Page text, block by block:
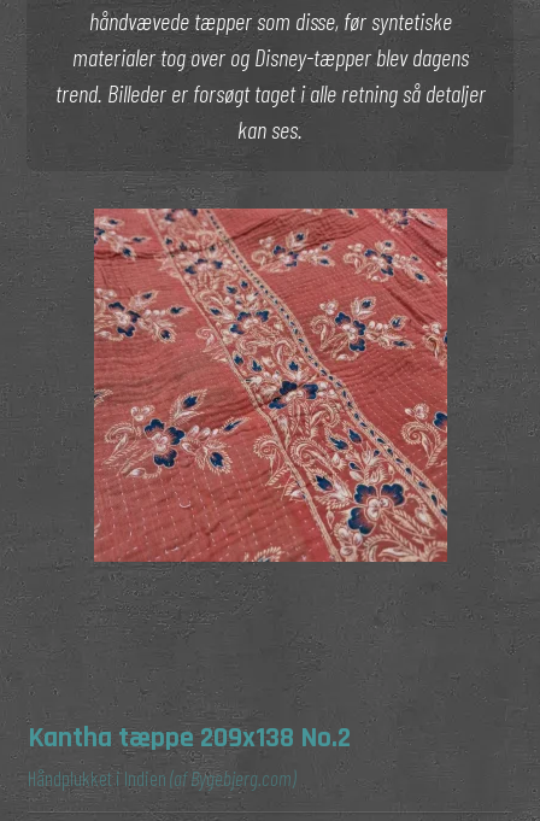
håndvævede tæpper som disse, før syntetiske
materialer tog over og Disney-tæpper blev dagens
trend. Billeder er forsøgt taget i alle retning så detaljer
kan ses.
Kantha tæppe 209x138 No.2
Håndplukket i Indien(af Bygebjerg.com)